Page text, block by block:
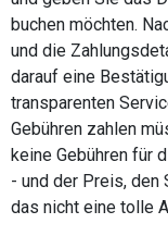
buchen möchten.
und die
darauf eine
transparenten
Gebühren zahlen
keine Gebühren für
- und der Preis, den
das nicht eine tolle